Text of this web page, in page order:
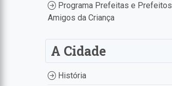
Programa Prefeitas e Prefeitos
Amigos da Criança
A Cidade
História